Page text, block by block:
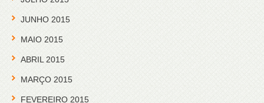
JUNHO 2015
MAIO 2015
ABRIL 2015
MARÇO 2015
FEVEREIRO 2015